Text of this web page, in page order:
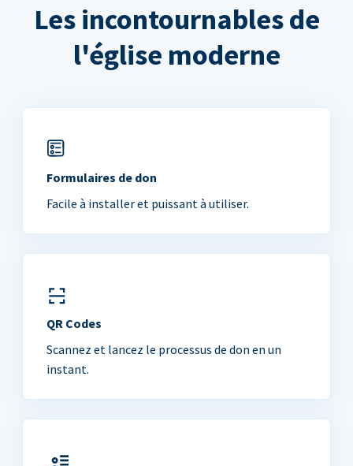
Les incontournables de
l'église moderne
Formulaires de don
Facile à installer et puissant à utiliser.
QR Codes
Scannez et lancez le processus de don en un
instant.